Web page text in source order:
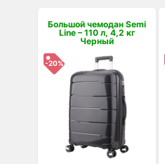
Большой чемодан Semi
Line – 110 л, 4,2 кг
Черный
-20%